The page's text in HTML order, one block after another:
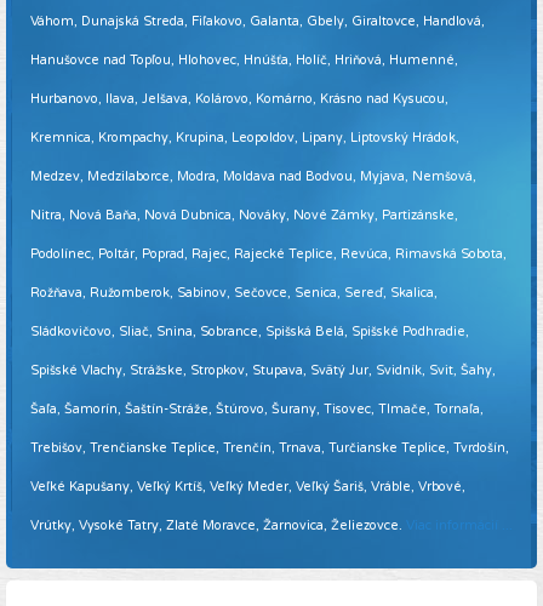
Váhom, Dunajská Streda, Fiľakovo, Galanta, Gbely, Giraltovce, Handlová,
Hanušovce nad Topľou, Hlohovec, Hnúšťa, Holíč, Hriňová, Humenné,
Hurbanovo, Ilava, Jelšava, Kolárovo, Komárno, Krásno nad Kysucou,
Kremnica, Krompachy, Krupina, Leopoldov, Lipany, Liptovský Hrádok,
Medzev, Medzilaborce, Modra, Moldava nad Bodvou, Myjava, Nemšová,
Nitra, Nová Baňa, Nová Dubnica, Nováky, Nové Zámky, Partizánske,
Podolínec, Poltár, Poprad, Rajec, Rajecké Teplice, Revúca, Rimavská Sobota,
Rožňava, Ružomberok, Sabinov, Sečovce, Senica, Sereď, Skalica,
Sládkovičovo, Sliač, Snina, Sobrance, Spišská Belá, Spišské Podhradie,
Spišské Vlachy, Strážske, Stropkov, Stupava, Svätý Jur, Svidník, Svit, Šahy,
Šaľa, Šamorín, Šaštín-Stráže, Štúrovo, Šurany, Tisovec, Tlmače, Tornaľa,
Trebišov, Trenčianske Teplice, Trenčín, Trnava, Turčianske Teplice, Tvrdošín,
Veľké Kapušany, Veľký Krtíš, Veľký Meder, Veľký Šariš, Vráble, Vrbové,
Vrútky, Vysoké Tatry, Zlaté Moravce, Žarnovica, Želiezovce. Viac informácií ...